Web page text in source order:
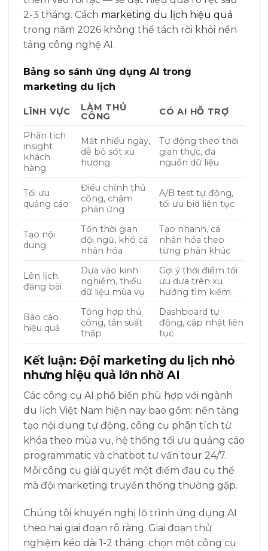
2-3 tháng. Cách marketing du lịch hiệu quả
trong năm 2026 không thể tách rời khỏi nền
tảng công nghệ AI.
Bảng so sánh ứng dụng AI trong
marketing du lịch
LĨNH VỰC
LÀM THỦ
CÔNG
CÓ AI HỖ TRỢ
Phân tích
insight
khách
hàng
Mất nhiều ngày,
dễ bỏ sót xu
hướng
Tự động theo thời
gian thực, đa
nguồn dữ liệu
Tối ưu
quảng cáo
Điều chỉnh thủ
công, chậm
phản ứng
A/B test tự động,
tối ưu bid liên tục
Tạo nội
dung
Tốn thời gian
đội ngũ, khó cá
nhân hóa
Tạo nhanh, cá
nhân hóa theo
từng phân khúc
Lên lịch
đăng bài
Dựa vào kinh
nghiệm, thiếu
dữ liệu mùa vụ
Gợi ý thời điểm tối
ưu dựa trên xu
hướng tìm kiếm
Báo cáo
hiệu quả
Tổng hợp thủ
công, tần suất
thấp
Dashboard tự
động, cập nhật liên
tục
Kết luận: Đội marketing du lịch nhỏ
nhưng hiệu quả lớn nhờ AI
Các công cụ AI phổ biến phù hợp với ngành
du lịch Việt Nam hiện nay bao gồm: nền tảng
tạo nội dung tự động, công cụ phân tích từ
khóa theo mùa vụ, hệ thống tối ưu quảng cáo
programmatic và chatbot tư vấn tour 24/7.
Mỗi công cụ giải quyết một điểm đau cụ thể
mà đội marketing truyền thống thường gặp.
Chúng tôi khuyến nghị lộ trình ứng dụng AI
theo hai giai đoạn rõ ràng. Giai đoạn thử
nghiệm kéo dài 1-2 tháng: chọn một công cụ